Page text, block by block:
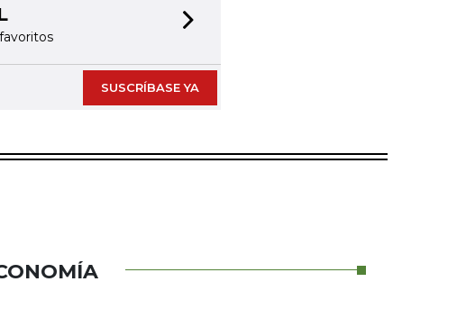
SUSCRÍBASE YA